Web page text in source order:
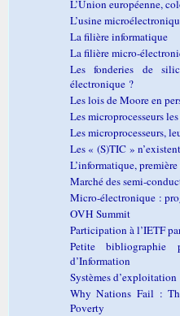
L’Union européenne,
L’usine
La filière informatique
La filière micro-
Les fonderies de
électronique ?
Les lois de Moore en
Les microprocesseurs
Les microprocesseurs,
Les « (S)TIC »
L’informatique,
Marché des semi-
Micro-électronique :
OVH Summit
Participation à l’IETF
Petite bibliographie
d’Information
Systèmes d’exploitation
Why Nations Fail :
Poverty